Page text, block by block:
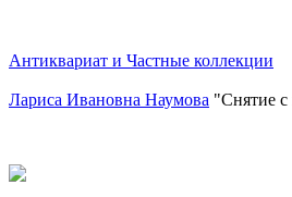
Антиквариат и Частные коллекции
Лариса Ивановна Наумова "Снятие с